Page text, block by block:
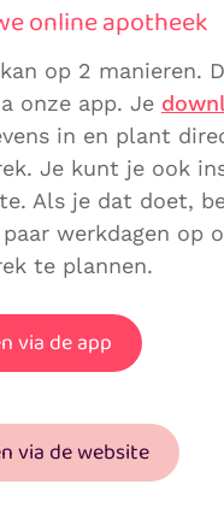
online apotheek
op 2 manieren.
onze app. Je
in en plant
Je kunt je ook
Als je dat doet,
werkdagen op
te plannen.
via de app
via de website